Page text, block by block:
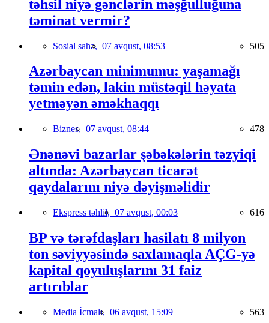
təhsil niyə gənclərin məşğulluğuna
təminat vermir?
Sosial sahə, 07 avqust, 08:53 505
Azərbaycan minimumu: yaşamağı
təmin edən, lakin müstəqil həyata
yetməyən əməkhaqqı
Biznes, 07 avqust, 08:44 478
Ənənəvi bazarlar şəbəkələrin təzyiqi
altında: Azərbaycan ticarət
qaydalarını niyə dəyişməlidir
Ekspress təhlil, 07 avqust, 00:03 616
BP və tərəfdaşları hasilatı 8 milyon
ton səviyyəsində saxlamaqla AÇG-yə
kapital qoyuluşlarını 31 faiz
artırıblar
Media İcmalı, 06 avqust, 15:09 563